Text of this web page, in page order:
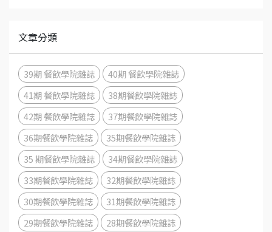
文章分類
39期 餐飲學院雜誌
40期 餐飲學院雜誌
41期 餐飲學院雜誌
38期餐飲學院雜誌
42期 餐飲學院雜誌
37期餐飲學院雜誌
36期餐飲學院雜誌
35期餐飲學院雜誌
35 期餐飲學院雜誌
34期餐飲學院雜誌
33期餐飲學院雜誌
32期餐飲學院雜誌
30期餐飲學院雜誌
31期餐飲學院雜誌
29期餐飲學院雜誌
28期餐飲學院雜誌